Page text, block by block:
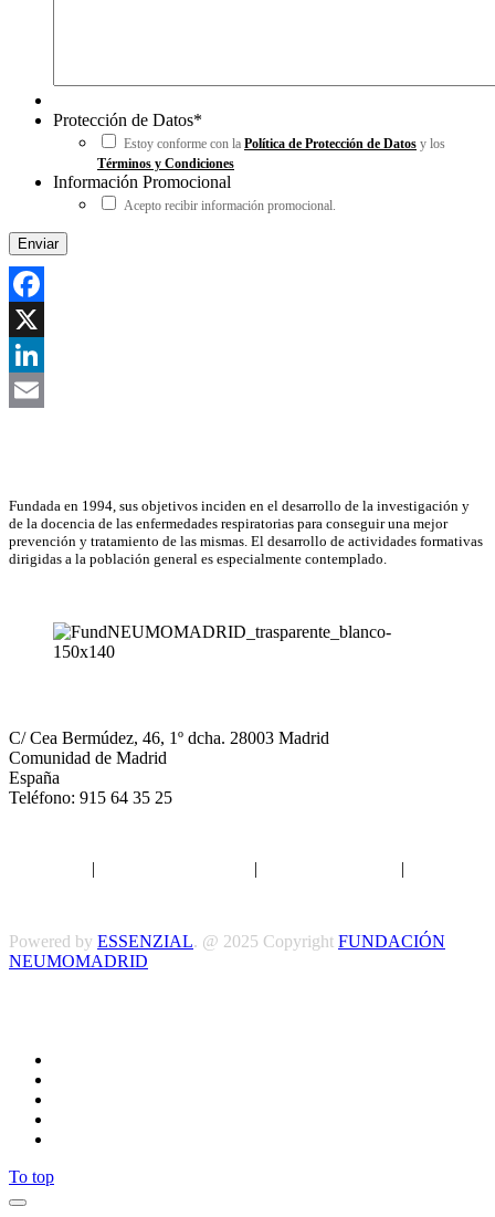
Protección de Datos*
Estoy conforme con la Política de Protección de Datos y los
Términos y Condiciones
Información Promocional
Acepto recibir información promocional.
Facebook
X
LinkedIn
Fundada en 1994, sus objetivos inciden en el desarrollo de la investigación y
de la docencia de las enfermedades respiratorias para conseguir una mejor
prevención y tratamiento de las mismas. El desarrollo de actividades formativas
dirigidas a la población general es especialmente contemplado.
C/ Cea Bermúdez, 46, 1º dcha. 28003 Madrid
Comunidad de Madrid
España
Teléfono: 915 64 35 25
| | |
Powered by ESSENZIAL. @ 2025 Copyright FUNDACIÓN
NEUMOMADRID
To top